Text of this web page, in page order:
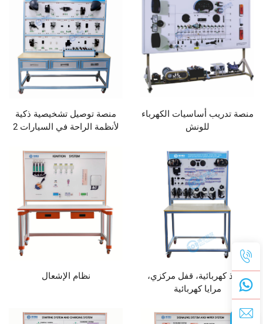
منصة تدريب أساسيات الكهرباء
للونش
منصة توصيل تشخيصية ذكية
لأنظمة الراحة في السيارات 2
نوافذ كهربائية، قفل مركزي،
مرايا كهربائية
نظام الإشعال